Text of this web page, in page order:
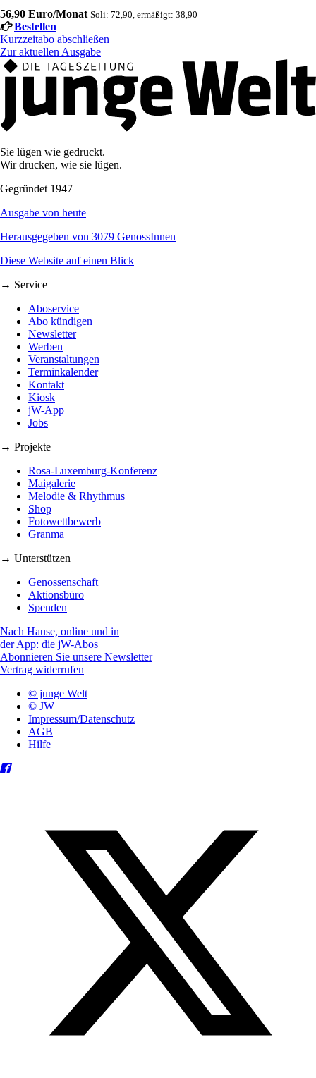
56,90 Euro/Monat Soli: 72,90, ermäßigt: 38,90
Bestellen
Kurzzeitabo abschließen
Zur aktuellen Ausgabe
Sie lügen wie gedruckt.
Wir drucken, wie sie lügen.
Gegründet 1947
Ausgabe von heute
Herausgegeben von 3079 GenossInnen
Diese Website auf einen Blick
→ Service
Aboservice
Abo kündigen
Newsletter
Werben
Veranstaltungen
Terminkalender
Kontakt
Kiosk
jW-App
Jobs
→ Projekte
Rosa-Luxemburg-Konferenz
Maigalerie
Melodie & Rhythmus
Shop
Fotowettbewerb
Granma
→ Unterstützen
Genossenschaft
Aktionsbüro
Spenden
Nach Hause, online und in
der App: die jW-Abos
Abonnieren Sie unsere Newsletter
Vertrag widerrufen
© junge Welt
© JW
Impressum/Datenschutz
AGB
Hilfe